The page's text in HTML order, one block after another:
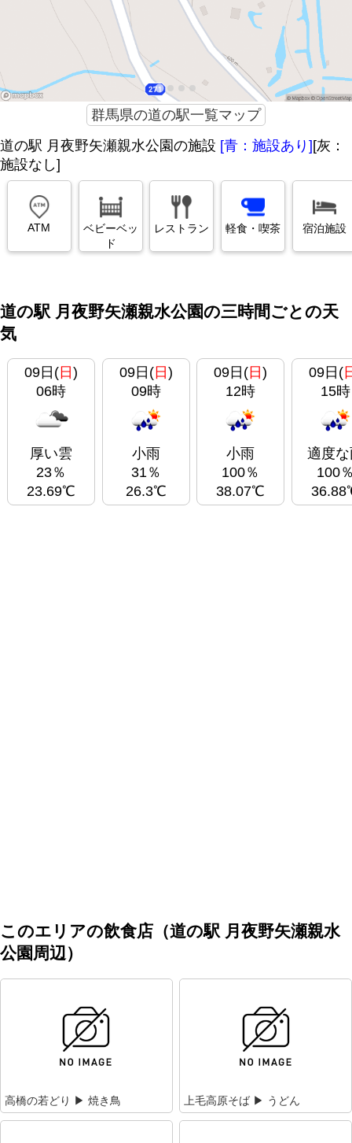
群馬県の道の駅一覧マップ
道の駅 月夜野矢瀬親水公園の施設 [青：施設あり][灰：
施設なし]
ATM
ベビーベッ
ド
レストラン 軽食・喫茶 宿泊施設
道の駅 月夜野矢瀬親水公園の三時間ごとの天
気
09日(日 )
06時
厚い雲
23％
23.69℃
09日(日 )
09時
小雨
31％
26.3℃
09日( 日)
12時
小雨
100％
38.07℃
09日(
15時
適度
100
このエリアの飲食店（道の駅 月夜野矢瀬親水
公園周辺）
高橋の若どり ▶ 焼き鳥 上毛高原そば ▶ うどん